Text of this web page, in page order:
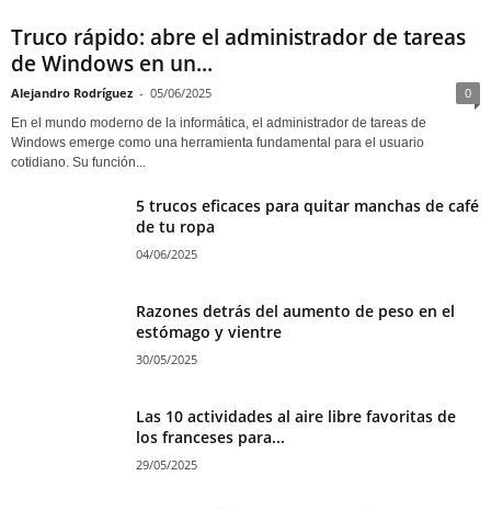
Truco rápido: abre el administrador de tareas
de Windows en un...
Alejandro Rodríguez - 05/06/2025 0
En el mundo moderno de la informática, el administrador de tareas de
Windows emerge como una herramienta fundamental para el usuario
cotidiano. Su función...
5 trucos eficaces para quitar manchas de café
de tu ropa
04/06/2025
Razones detrás del aumento de peso en el
estómago y vientre
30/05/2025
Las 10 actividades al aire libre favoritas de
los franceses para...
29/05/2025